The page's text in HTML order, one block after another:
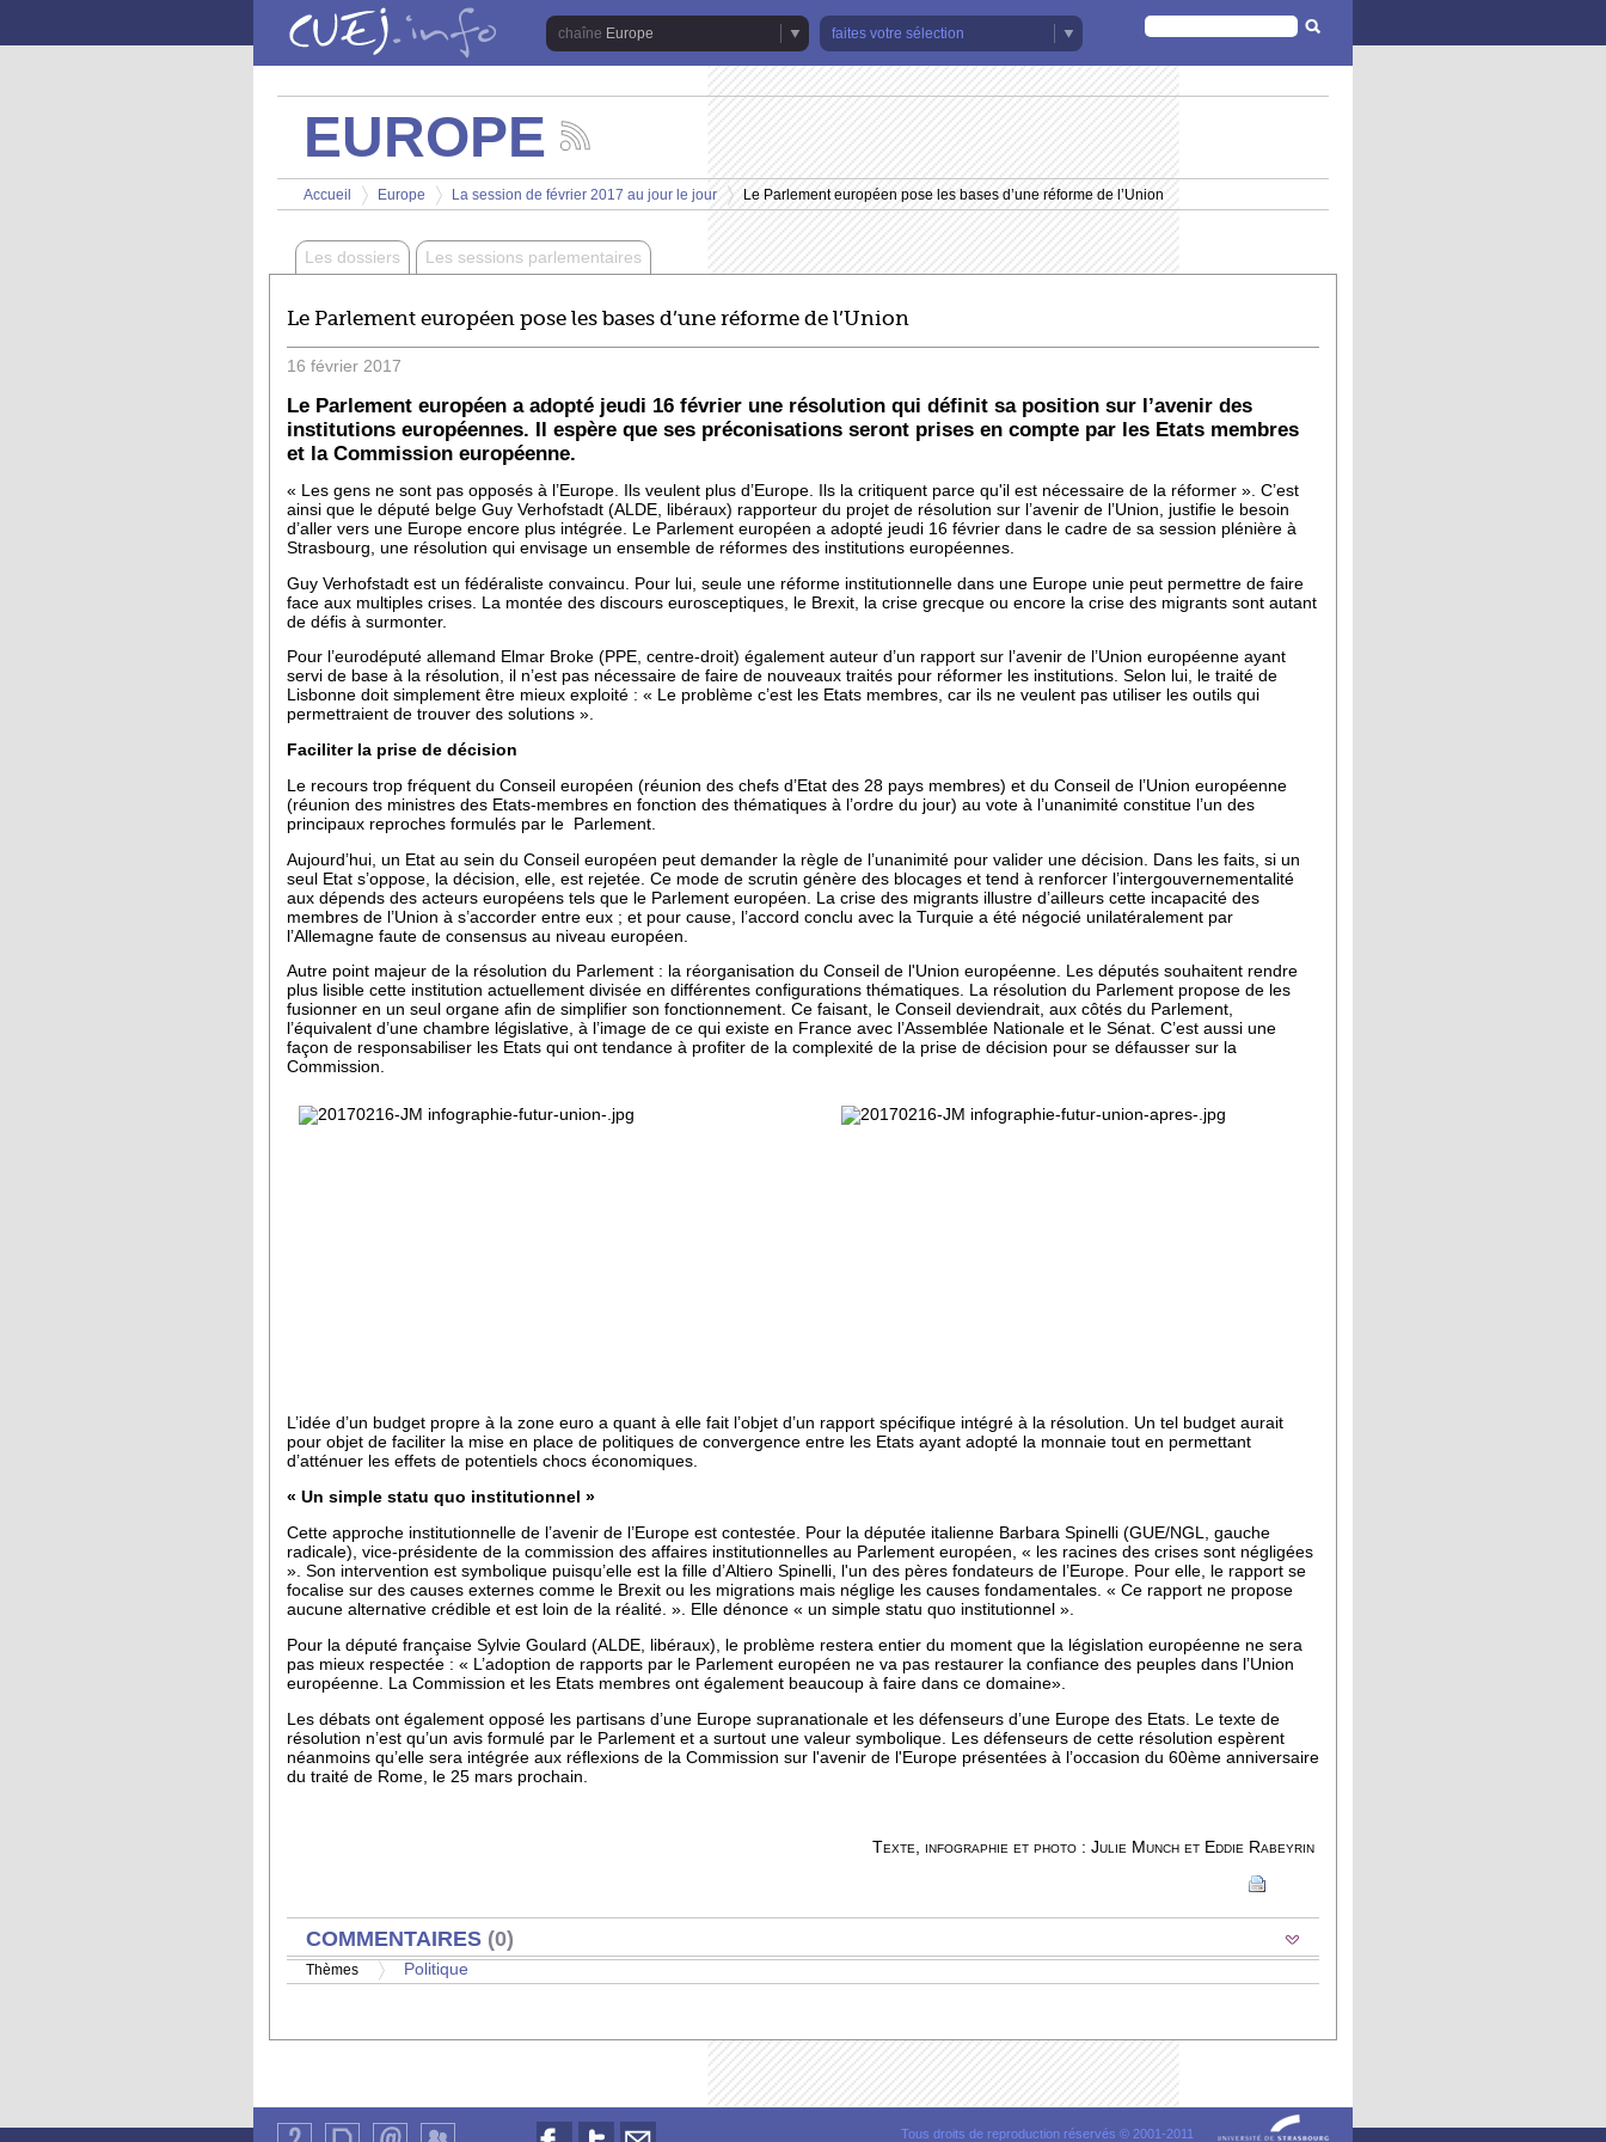
Europe
faites votre sélection
FORMULAIRE
DE
RECHERCHE
EUROPE
les
actualités
de
chaîne
Europe
Vous êtes ici
Accueil
>
Europe
>
La session de février 2017 au jour le jour
>
Le Parlement européen pose les bases d’une réforme de l’Union
Les dossiers Les sessions parlementaires
Le Parlement européen pose les bases d’une réforme de l’Union
16 février 2017
Le Parlement européen a adopté jeudi 16 février une résolution qui définit sa position sur l’avenir des
institutions européennes. Il espère que ses préconisations seront prises en compte par les Etats membres
et la Commission européenne.
« Les gens ne sont pas opposés à l’Europe. Ils veulent plus d’Europe. Ils la critiquent parce qu'il est nécessaire de la réformer ». C’est
ainsi que le député belge Guy Verhofstadt (ALDE, libéraux) rapporteur du projet de résolution sur l’avenir de l’Union, justifie le besoin
d’aller vers une Europe encore plus intégrée. Le Parlement européen a adopté jeudi 16 février dans le cadre de sa session plénière à
Strasbourg, une résolution qui envisage un ensemble de réformes des institutions européennes.
Guy Verhofstadt est un fédéraliste convaincu. Pour lui, seule une réforme institutionnelle dans une Europe unie peut permettre de faire
face aux multiples crises. La montée des discours eurosceptiques, le Brexit, la crise grecque ou encore la crise des migrants sont autant
de défis à surmonter.
Pour l’eurodéputé allemand Elmar Broke (PPE, centre-droit) également auteur d’un rapport sur l’avenir de l’Union européenne ayant
servi de base à la résolution, il n’est pas nécessaire de faire de nouveaux traités pour réformer les institutions. Selon lui, le traité de
Lisbonne doit simplement être mieux exploité : « Le problème c’est les Etats membres, car ils ne veulent pas utiliser les outils qui
permettraient de trouver des solutions ».
Faciliter la prise de décision
Le recours trop fréquent du Conseil européen (réunion des chefs d’Etat des 28 pays membres) et du Conseil de l’Union européenne
(réunion des ministres des Etats-membres en fonction des thématiques à l’ordre du jour) au vote à l’unanimité constitue l’un des
principaux reproches formulés par le Parlement.
Aujourd’hui, un Etat au sein du Conseil européen peut demander la règle de l’unanimité pour valider une décision. Dans les faits, si un
seul Etat s’oppose, la décision, elle, est rejetée. Ce mode de scrutin génère des blocages et tend à renforcer l’intergouvernementalité
aux dépends des acteurs européens tels que le Parlement européen. La crise des migrants illustre d’ailleurs cette incapacité des
membres de l’Union à s’accorder entre eux ; et pour cause, l’accord conclu avec la Turquie a été négocié unilatéralement par
l’Allemagne faute de consensus au niveau européen.
Autre point majeur de la résolution du Parlement : la réorganisation du Conseil de l'Union européenne. Les députés souhaitent rendre
plus lisible cette institution actuellement divisée en différentes configurations thématiques. La résolution du Parlement propose de les
fusionner en un seul organe afin de simplifier son fonctionnement. Ce faisant, le Conseil deviendrait, aux côtés du Parlement,
l’équivalent d’une chambre législative, à l’image de ce qui existe en France avec l’Assemblée Nationale et le Sénat. C’est aussi une
façon de responsabiliser les Etats qui ont tendance à profiter de la complexité de la prise de décision pour se défausser sur la
Commission.
L’idée d’un budget propre à la zone euro a quant à elle fait l’objet d’un rapport spécifique intégré à la résolution. Un tel budget aurait
pour objet de faciliter la mise en place de politiques de convergence entre les Etats ayant adopté la monnaie tout en permettant
d’atténuer les effets de potentiels chocs économiques.
« Un simple statu quo institutionnel »
Cette approche institutionnelle de l’avenir de l’Europe est contestée. Pour la députée italienne Barbara Spinelli (GUE/NGL, gauche
radicale), vice-présidente de la commission des affaires institutionnelles au Parlement européen, « les racines des crises sont négligées
». Son intervention est symbolique puisqu’elle est la fille d’Altiero Spinelli, l'un des pères fondateurs de l’Europe. Pour elle, le rapport se
focalise sur des causes externes comme le Brexit ou les migrations mais néglige les causes fondamentales. « Ce rapport ne propose
aucune alternative crédible et est loin de la réalité. ». Elle dénonce « un simple statu quo institutionnel ».
Pour la député française Sylvie Goulard (ALDE, libéraux), le problème restera entier du moment que la législation européenne ne sera
pas mieux respectée : « L’adoption de rapports par le Parlement européen ne va pas restaurer la confiance des peuples dans l’Union
européenne. La Commission et les Etats membres ont également beaucoup à faire dans ce domaine».
Les débats ont également opposé les partisans d’une Europe supranationale et les défenseurs d’une Europe des Etats. Le texte de
résolution n’est qu’un avis formulé par le Parlement et a surtout une valeur symbolique. Les défenseurs de cette résolution espèrent
néanmoins qu’elle sera intégrée aux réflexions de la Commission sur l'avenir de l'Europe présentées à l’occasion du 60ème anniversaire
du traité de Rome, le 25 mars prochain.
Texte, infographie et photo : Julie Munch et Eddie Rabeyrin
AFFICHER
COMMENTAIRES (0)
Thèmes Politique
Tous droits de reproduction réservés © 2001-2011